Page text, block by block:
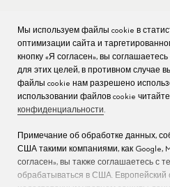
КОМПАНИЯ
Вакансии
Пресс
Мы используем файлы cookie в
оптимизации сайта и
кнопку «Я согласен», вы
для этих целей, в противном случае
файлы cookie нам разрешено
использовании файлов cookie
конфиденциальности.
Примечание об обработке данных,
США такими компаниями, как Google,
согласен», вы также соглашаетесь с
обрабатываться в США. Европейский